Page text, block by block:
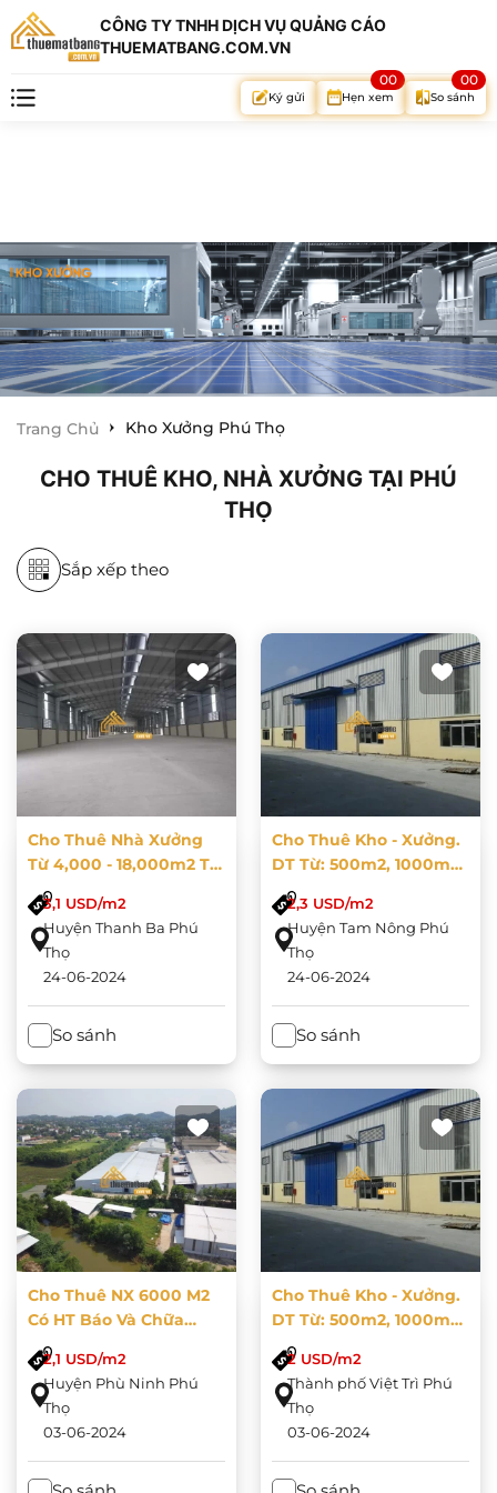
CÔNG TY TNHH DỊCH VỤ QUẢNG CÁO
THUEMATBANG.COM.VN
Ký gửi Hẹn xem
00
So sánh
00
Trang Chủ Kho Xưởng Phú Thọ
CHO THUÊ KHO, NHÀ XƯỞNG TẠI PHÚ
THỌ
Sắp xếp theo
Cho Thuê Nhà Xưởng
Từ 4,000 - 18,000m2 Tại
Thanh Ba, Phú Thọ
3,1 USD/m2
Huyện Thanh Ba Phú
Thọ
24-06-2024
So sánh
Cho Thuê Kho - Xưởng.
DT Từ: 500m2, 1000m2,
1500m2, 2000m2, Đến
10.000m2 Tại Tam
Nông
2,3 USD/m2
Huyện Tam Nông Phú
Thọ
24-06-2024
So sánh
Cho Thuê NX 6000 M2
Có HT Báo Và Chữa
Cháy Tự Động Tại Phú
Thọ Giá Từ 58.500
Vnđ/m2
2,1 USD/m2
Huyện Phù Ninh Phú
Thọ
03-06-2024
Cho Thuê Kho - Xưởng.
DT Từ: 500m2, 1000m2,
1500m2, 2000m2,... Đến
20.000m2 Tại KCN Thụy
Vân
2 USD/m2
Thành phố Việt Trì Phú
Thọ
03-06-2024